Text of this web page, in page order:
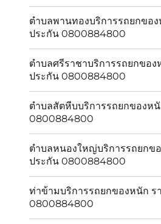
ตำบลพานทองบริการรถยกขอ
ประกัน 0800884800
ตำบลศรีราชาบริการรถยกขอ
ประกัน 0800884800
ตำบลสัตหีบบริการรถยกของห
0800884800
ตำบลหนองใหญ่บริการรถยกข
ประกัน 0800884800
ท่าข้ามบริการรถยกของหนัก ร
0800884800